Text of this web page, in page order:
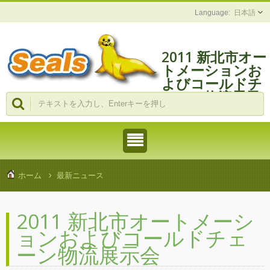
日本語
2011 新北市オー
トメーションお
よびコールドチ
ェーン物流展示
会
ホーム 最新ニュース
2011 新北市オートメーシ
ョンおよびコールドチェ
ーン物流展示会